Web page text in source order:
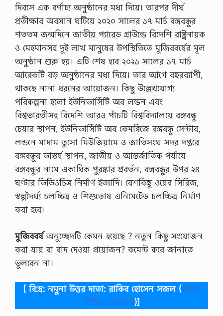
দিবসে এক বর্ণাঢ্য অনুষ্ঠানের মধ্য দিয়ে। তারপর দীর্ঘ
প্রতীক্ষার অবসান ঘটিয়ে ২০২০ সালের ১৭ মার্চ বঙ্গবন্ধুর
শততম জন্মদিনে জাতীয় প্যারেড গ্রাউন্ডে বিদেশি রাষ্ট্রনায়ক
ও মেহমানসহ দুই লাখ মানুষের উপস্থিতিতে মুজিববর্ষের মূল
অনুষ্ঠান শুরু হয়। এটি শেষ হবে ২০২১ সালের ১৭ মার্চ
আরেকটি বড় অনুষ্ঠানের মধ্য দিয়ে। তার আগে বছরব্যাপী,
থাকছে নানা ধরনের আয়ােজন। কিছু উল্লেখযােগ্য
পরিকল্পনা হলাে ইউনিভার্সিটি অব লন্ডন এবং
বিশ্বভারতীসহ বিদেশি আরও পাঁচটি বিশ্ববিদ্যালয়ে বঙ্গবন্ধু
চেয়ার স্থাপন, ইউনিভার্সিটি অব কেমব্রিজে বঙ্গবন্ধু সেন্টার,
লন্ডনে মাদাম তুসাে মিউজিয়ামে ও জাতিসংঘ সদর দপ্তরে
বঙ্গবন্ধুর ভাস্কর্য স্থাপন, জাতীয় ও আন্তর্জাতিক পর্যায়ে
বঙ্গবন্ধুর নামে একাধিক পুরষ্কার প্রবর্তন, বঙ্গবন্ধুর উপর ২৪
ঘণ্টার ভিডিওচিত্র নির্মাণ ইত্যাদি। বেশকিছু ওয়েব সিরিজ,
স্বল্পদৈর্ঘ্য চলচ্চিত্র ও শিশুতােষ এনিমেটেড চলচ্চিত্র নির্মাণ
করা হবে।
মুজিববর্ষঅনুচ্ছেদটি কেমন হয়েছে ? নতুন কিছু সংযোজন
করা যায় বা বাদ দেওয়া প্রয়োজন? কমেন্ট করে জানাতে
ভুলবেন না।
[ বি:দ্র: নমুনা উত্তর দাতা: রাকিব হোসেন সজল (বাংলা
নিউজ এক্সপ্রেস)]